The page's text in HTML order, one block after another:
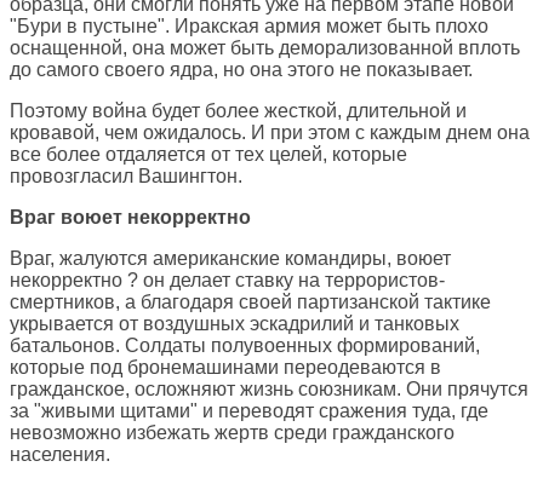
образца, они смогли понять уже на первом этапе новой
"Бури в пустыне". Иракская армия может быть плохо
оснащенной, она может быть деморализованной вплоть
до самого своего ядра, но она этого не показывает.
Поэтому война будет более жесткой, длительной и
кровавой, чем ожидалось. И при этом с каждым днем она
все более отдаляется от тех целей, которые
провозгласил Вашингтон.
Враг воюет некорректно
Враг, жалуются американские командиры, воюет
некорректно ? он делает ставку на террористов-
смертников, а благодаря своей партизанской тактике
укрывается от воздушных эскадрилий и танковых
батальонов. Солдаты полувоенных формирований,
которые под бронемашинами переодеваются в
гражданское, осложняют жизнь союзникам. Они прячутся
за "живыми щитами" и переводят сражения туда, где
невозможно избежать жертв среди гражданского
населения.